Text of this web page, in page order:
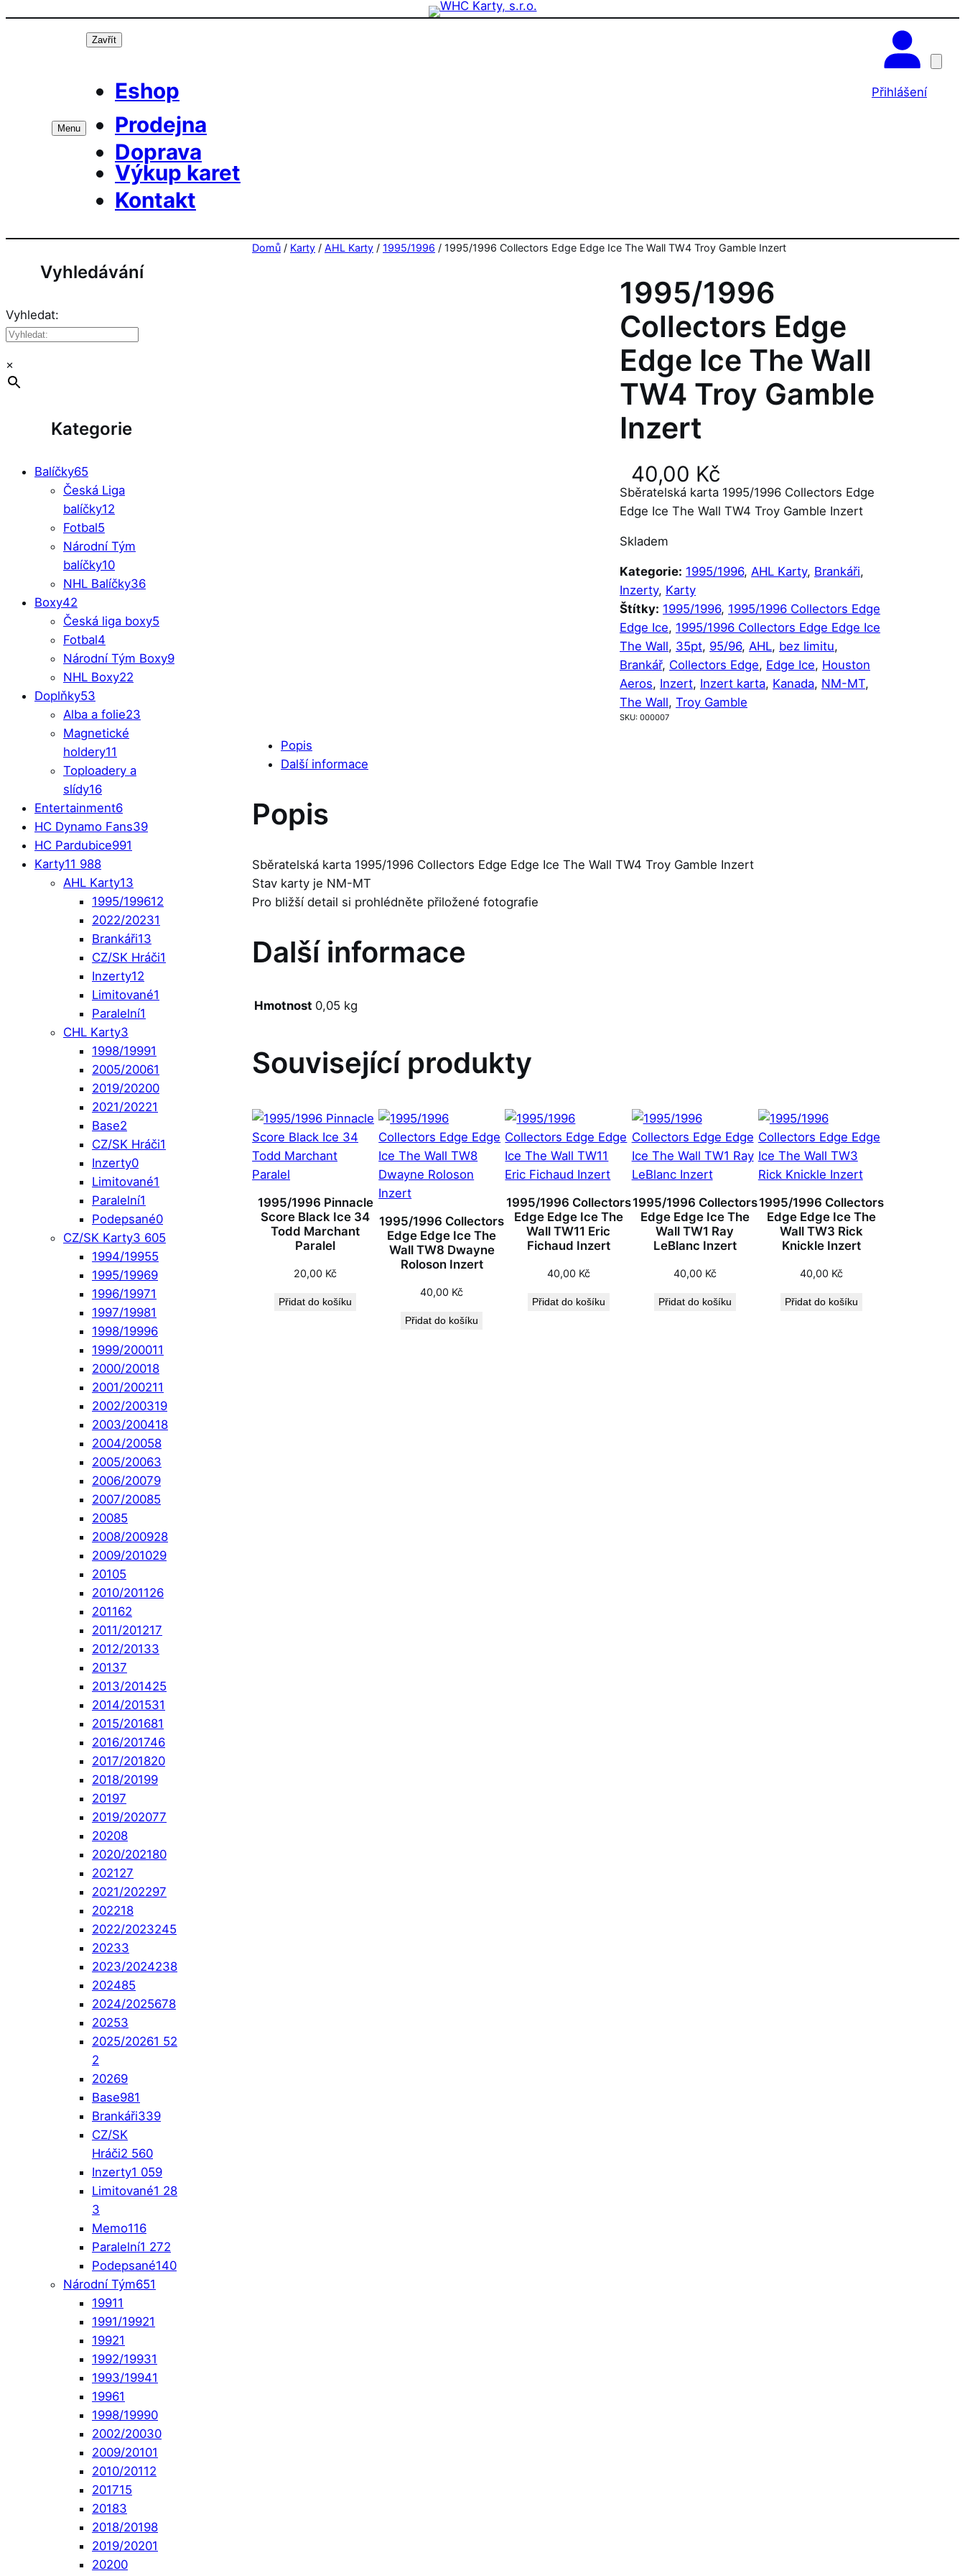
Přeskočit
Menu
Zavřít
Eshop
Prodejna
Doprava
Výkup karet
Kontakt
Přihlášení
Vyhledávání
Vyhledat:
×
Kategorie
Balíčky65
Česká Liga
balíčky12
Fotbal5
Národní Tým
balíčky10
NHL Balíčky36
Boxy42
Česká liga boxy5
Fotbal4
Národní Tým Boxy9
NHL Boxy22
Doplňky53
Alba a folie23
Magnetické
holdery11
Toploadery a
slídy16
Entertainment6
HC Dynamo Fans39
HC Pardubice991
Karty11 988
AHL Karty13
1995/199612
2022/20231
Brankáři13
CZ/SK Hráči1
Inzerty12
Limitované1
Paralelní1
CHL Karty3
1998/19991
2005/20061
2019/20200
2021/20221
Base2
CZ/SK Hráči1
Inzerty0
Limitované1
Paralelní1
Podepsané0
CZ/SK Karty3 605
1994/19955
1995/19969
1996/19971
1997/19981
1998/19996
1999/200011
2000/20018
2001/200211
2002/200319
2003/200418
2004/20058
2005/20063
2006/20079
2007/20085
20085
2008/200928
2009/201029
20105
2010/201126
201162
2011/201217
2012/20133
20137
2013/201425
2014/201531
2015/201681
2016/201746
2017/201820
2018/20199
20197
2019/202077
20208
2020/202180
202127
2021/202297
202218
2022/2023245
20233
2023/2024238
202485
2024/2025678
20253
2025/20261 52
2
20269
Base981
Brankáři339
CZ/SK
Hráči2 560
Inzerty1 059
Limitované1 28
3
Memo116
Paralelní1 272
Podepsané140
Národní Tým651
19911
1991/19921
19921
1992/19931
1993/19941
19961
1998/19990
2002/20030
2009/20101
2010/20112
201715
20183
2018/20198
2019/20201
20200
Domů / Karty /AHL Karty /1995/1996 / 1995/1996 Collectors Edge Edge Ice The Wall TW4 Troy Gamble Inzert
1995/1996
Collectors Edge
Edge Ice The Wall
TW4 Troy Gamble
Inzert
40,00 Kč
Sběratelská karta 1995/1996 Collectors Edge
Edge Ice The Wall TW4 Troy Gamble Inzert
Skladem
Kategorie: 1995/1996, AHL Karty, Brankáři
Inzerty, Karty
Štítky: 1995/1996, 1995/1996 Collectors Edge
Edge Ice, 1995/1996 Collectors Edge Edge Ice
The Wall, 35pt, 95/96, AHL, bez limitu
Brankář, Collectors Edge, Edge Ice, Houston
Aeros, Inzert, Inzert karta, Kanada, NM-MT
The Wall, Troy Gamble
SKU: 000007
Popis
Další informace
Popis
Sběratelská karta 1995/1996 Collectors Edge Edge Ice The Wall TW4 Troy Gamble Inzert
Stav karty je NM-MT
Pro bližší detail si prohlédněte přiložené fotografie
Další informace
Hmotnost 0,05 kg
Související produkty
1995/1996 Pinnacle
Score Black Ice 34
Todd Marchant
Paralel
20,00 Kč
Přidat do košíku
1995/1996 Collectors
Edge Edge Ice The
Wall TW8 Dwayne
Roloson Inzert
40,00 Kč
Přidat do košíku
1995/1996 Collectors
Edge Edge Ice The
Wall TW11 Eric
Fichaud Inzert
40,00 Kč
Přidat do košíku
1995/1996 Collectors
Edge Edge Ice The
Wall TW1 Ray
LeBlanc Inzert
40,00 Kč
Přidat do košíku
1995/1996 Collectors
Edge Edge Ice The
Wall TW3 Rick
Knickle Inzert
40,00 Kč
Přidat do košíku